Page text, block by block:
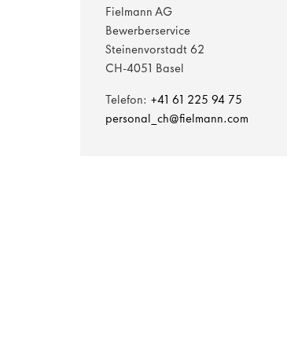
Fielmann AG
Bewerberservice
Steinenvorstadt 62
CH-4051 Basel
Telefon: +41 61 225 94 75
personal_ch@fielmann.com